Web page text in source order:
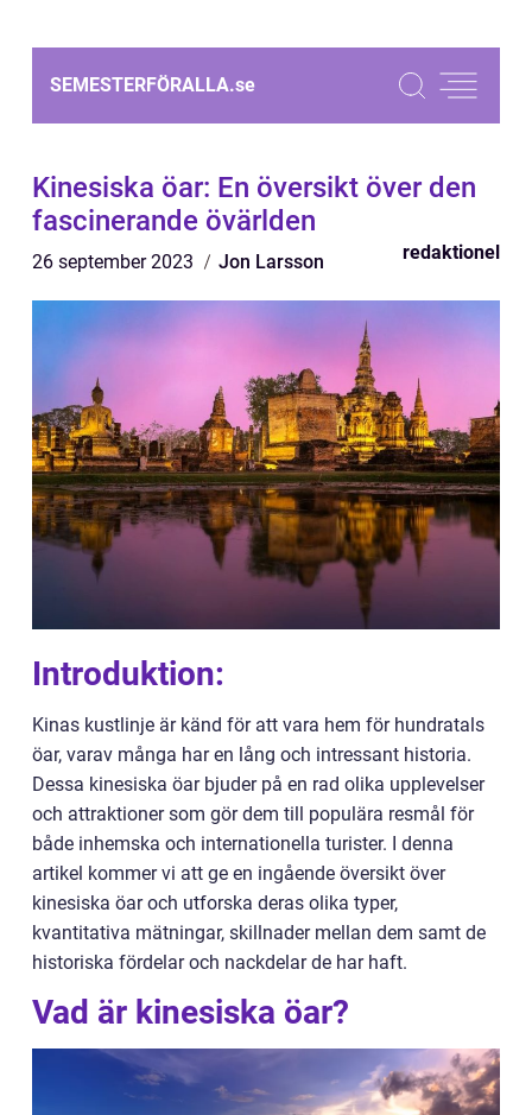
SEMESTERFÖRALLA.se
Kinesiska öar: En översikt över den
fascinerande övärlden
26 september 2023 Jon Larsson redaktionel
Introduktion:
Kinas kustlinje är känd för att vara hem för hundratals
öar, varav många har en lång och intressant historia.
Dessa kinesiska öar bjuder på en rad olika upplevelser
och attraktioner som gör dem till populära resmål för
både inhemska och internationella turister. I denna
artikel kommer vi att ge en ingående översikt över
kinesiska öar och utforska deras olika typer,
kvantitativa mätningar, skillnader mellan dem samt de
historiska fördelar och nackdelar de har haft.
Vad är kinesiska öar?